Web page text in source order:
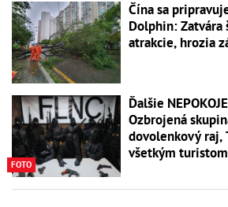
Čína sa
Dolphin:
atrakcie, hrozia
FOTO
Ďalšie
Ozbrojená
dovolenkový raj,
všetkým